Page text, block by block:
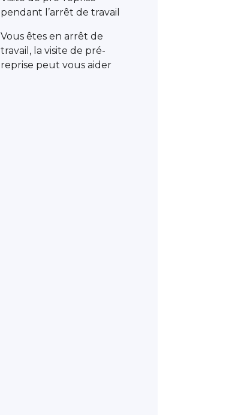
pendant l’arrêt de travail
Vous êtes en arrêt de
travail, la visite de pré-
reprise peut vous aider